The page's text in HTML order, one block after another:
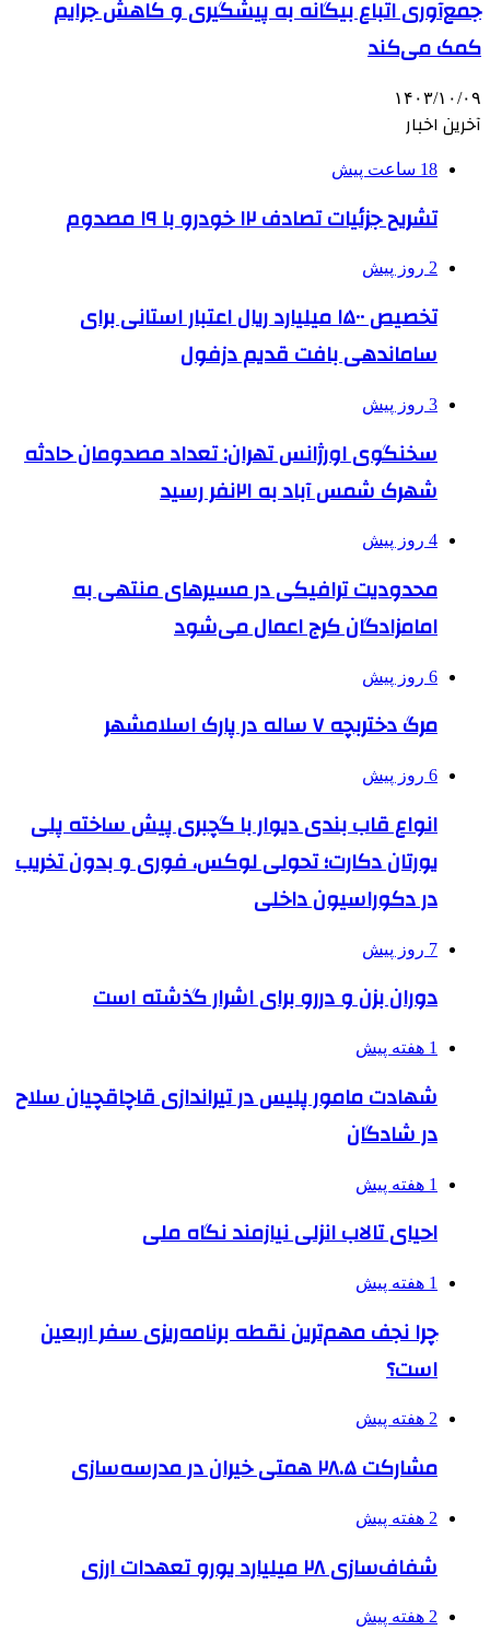
جمع‌آوری اتباع بیگانه به پیشگیری و کاهش جرایم
کمک می‌کند
۱۴۰۳/۱۰/۰۹
آخرین اخبار
18 ساعت پیش
تشریح جزئیات تصادف ۱۲ خودرو با ۱۹ مصدوم
2 روز پیش
تخصیص ۱۵۰۰ میلیارد ریال اعتبار استانی برای
ساماندهی بافت قدیم دزفول
3 روز پیش
سخنگوی اورژانس تهران: تعداد مصدومان حادثه
شهرک شمس آباد به ۲۱نفر رسید
4 روز پیش
محدودیت ترافیکی در مسیرهای منتهی به
امامزادگان کرج اعمال می‌شود
6 روز پیش
مرگ دختربچه ۷ ساله در پارک اسلامشهر
6 روز پیش
انواع قاب بندی دیوار با گچبری پیش ساخته پلی
یورتان دکارت؛ تحولی لوکس، فوری و بدون تخریب
در دکوراسیون داخلی
7 روز پیش
دوران بزن و دررو برای اشرار گذشته است
1 هفته پیش
شهادت مامور پلیس در تیراندازی قاچاقچیان سلاح
در شادگان
1 هفته پیش
احیای تالاب انزلی نیازمند نگاه ملی
1 هفته پیش
چرا نجف مهم‌ترین نقطه برنامه‌ریزی سفر اربعین
است؟
2 هفته پیش
مشارکت ۲۸.۵ همتی خیران در مدرسه‌سازی
2 هفته پیش
شفاف‌سازی ۲۸ میلیارد یورو تعهدات ارزی
2 هفته پیش